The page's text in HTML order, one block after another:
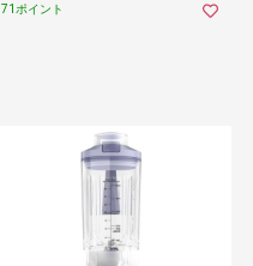
71ポイント